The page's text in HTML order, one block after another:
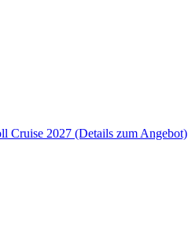
Cruise 2027 (Details zum Angebot)